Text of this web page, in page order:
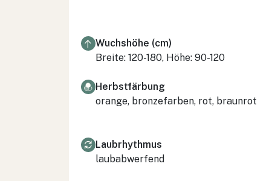
Wuchshöhe (cm)
Breite: 120-180, Höhe: 90-120
Herbstfärbung
orange, bronzefarben, rot, braunrot
Laubrhythmus
laubabwerfend